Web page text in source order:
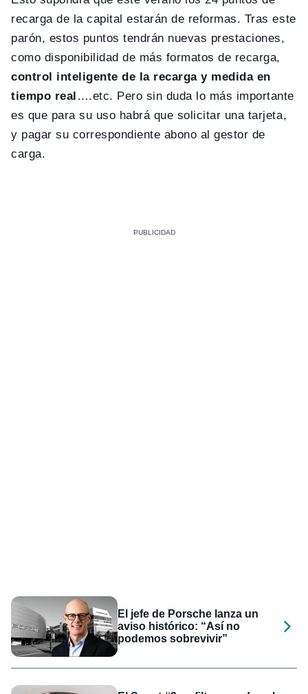
recarga de la capital estarán de reformas. Tras este
parón, estos puntos tendrán nuevas prestaciones,
como disponibilidad de más formatos de recarga,
control inteligente de la recarga y medida en
tiempo real ….etc. Pero sin duda lo más importante
es que para su uso habrá que solicitar una tarjeta,
y pagar su correspondiente abono al gestor de
carga.
El jefe de Porsche lanza un
aviso histórico: “Así no
podemos sobrevivir”